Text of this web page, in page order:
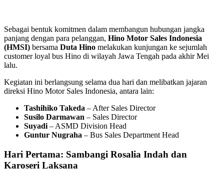
Sebagai bentuk komitmen dalam membangun hubungan jangka
panjang dengan para pelanggan, Hino Motor Sales Indonesia
(HMSI) bersama Duta Hino melakukan kunjungan ke sejumlah
customer loyal bus Hino di wilayah Jawa Tengah pada akhir Mei
lalu.
Kegiatan ini berlangsung selama dua hari dan melibatkan jajaran
direksi Hino Motor Sales Indonesia, antara lain:
Tashihiko Takeda – After Sales Director
Susilo Darmawan – Sales Director
Suyadi – ASMD Division Head
Guntur Nugraha – Bus Sales Department Head
Hari Pertama: Sambangi Rosalia Indah dan
Karoseri Laksana